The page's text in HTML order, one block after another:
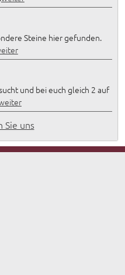
Steine hier gefunden.
und bei euch gleich 2 auf
Sie uns